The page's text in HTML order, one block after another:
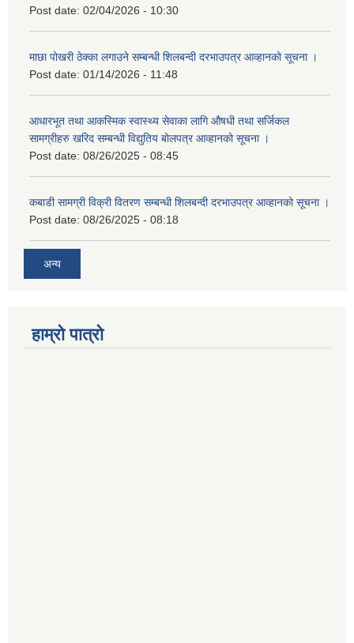
Post date: 02/04/2026 - 10:30
माछा पोखरी ठेक्का लगाउने सम्बन्धी शिलबन्दी दरभाउपत्र आव्हानको सूचना ।
Post date: 01/14/2026 - 11:48
आधारभूत तथा आकस्मिक स्वास्थ्य सेवाका लागि औषधी तथा सर्जिकल
सामग्रीहरु खरिद सम्बन्धी विद्युतिय बोलपत्र आव्हानको सूचना ।
Post date: 08/26/2025 - 08:45
कबाडी सामग्री विक्री वितरण सम्बन्धी शिलबन्दी दरभाउपत्र आव्हानको सूचना ।
Post date: 08/26/2025 - 08:18
अन्य
हाम्रो पात्रो